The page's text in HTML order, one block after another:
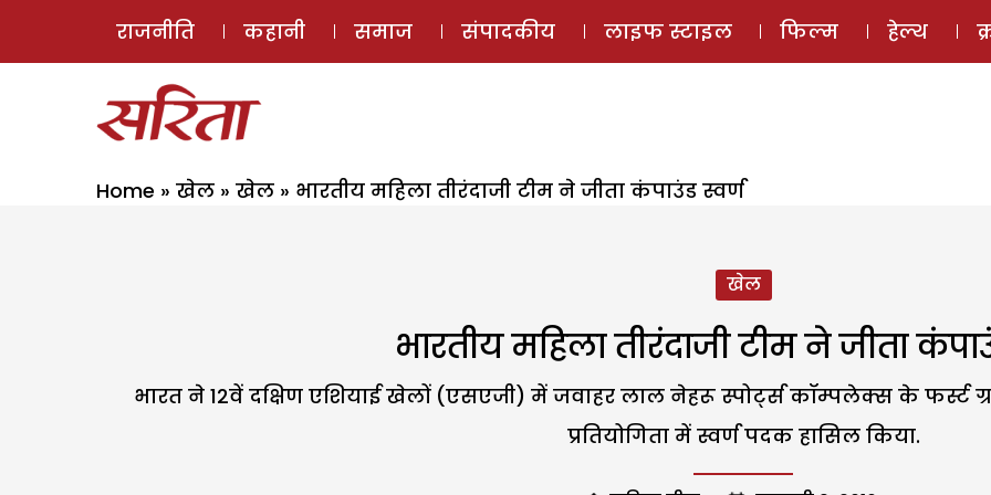
ई-मैगज़ीन
राजनीति कहानी समाज संपादकीय लाइफ स्टाइल फिल्म हेल्थ
Home » खेल » खेल » भारतीय महिला तीरंदाजी टीम ने जीता कंपाउंड स्वर्ण
खेल
भारतीय महिला तीरंदाजी टीम ने जीता
भारत ने 12वें दक्षिण एशियाई खेलों (एसएजी) में जवाहर लाल नेहरू स्पोर्ट्स कॉम्पलेक्स के फर्स्ट
प्रतियोगिता में स्वर्ण पदक हासिल किया.